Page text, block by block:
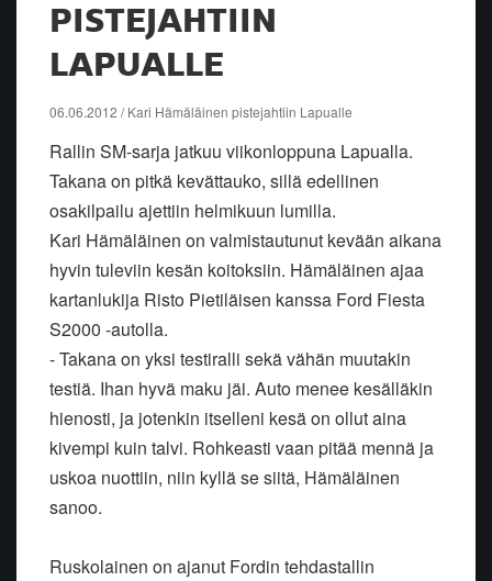
PISTEJAHTIIN
LAPUALLE
06.06.2012 / Kari Hämäläinen pistejahtiin Lapualle
Rallin SM-sarja jatkuu viikonloppuna Lapualla.
Takana on pitkä kevättauko, sillä edellinen
osakilpailu ajettiin helmikuun lumilla.
Kari Hämäläinen on valmistautunut kevään aikana
hyvin tuleviin kesän koitoksiin. Hämäläinen ajaa
kartanlukija Risto Pietiläisen kanssa Ford Fiesta
S2000 -autolla.
- Takana on yksi testiralli sekä vähän muutakin
testiä. Ihan hyvä maku jäi. Auto menee kesälläkin
hienosti, ja jotenkin itselleni kesä on ollut aina
kivempi kuin talvi. Rohkeasti vaan pitää mennä ja
uskoa nuottiin, niin kyllä se siitä, Hämäläinen
sanoo.
Ruskolainen on ajanut Fordin tehdastallin